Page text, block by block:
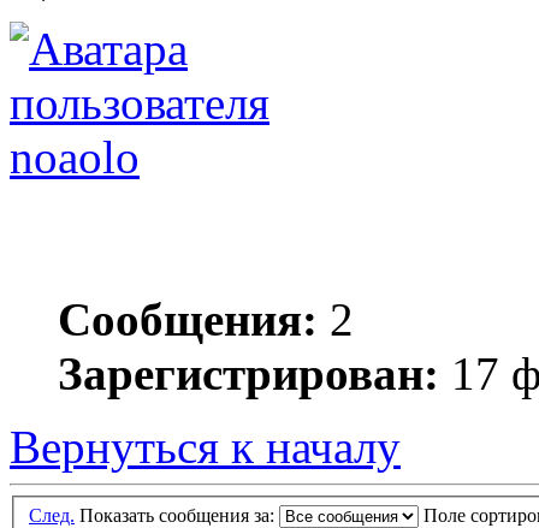
noaolo
Сообщения: 2
Зарегистрирован: 17
Вернуться к началу
След. Показать сообщения за: Поле